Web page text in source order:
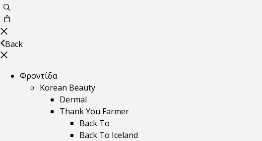
Back
Φροντίδα
Korean Beauty
Dermal
Thank You Farmer
Back To
Back To Iceland